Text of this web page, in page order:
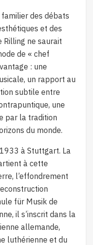
des débats
et des
Rilling ne saurait
de « chef
: une
un rapport au
subtile entre
une
par la tradition
du monde.
à Stuttgart. La
à cette
l’effondrement
für Musik de
il s’inscrit dans la
allemande,
luthérienne et du